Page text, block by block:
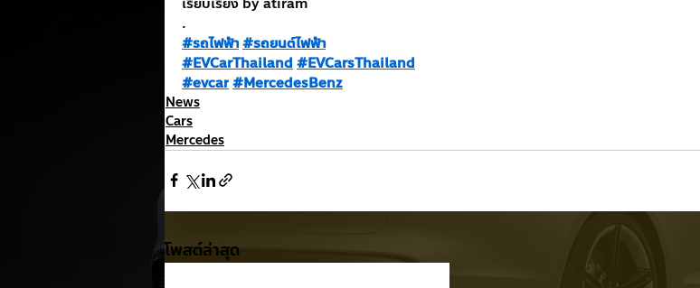
.
#รถไฟฟ้า#รถยนต์ไฟฟ้า
#EVCarThailand #EVCarsThailand
#evcar#MercedesBenz
News
Cars
Mercedes
โพสต์ล่าสุด